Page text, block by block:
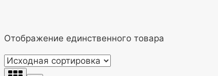
Отображение единственного товара